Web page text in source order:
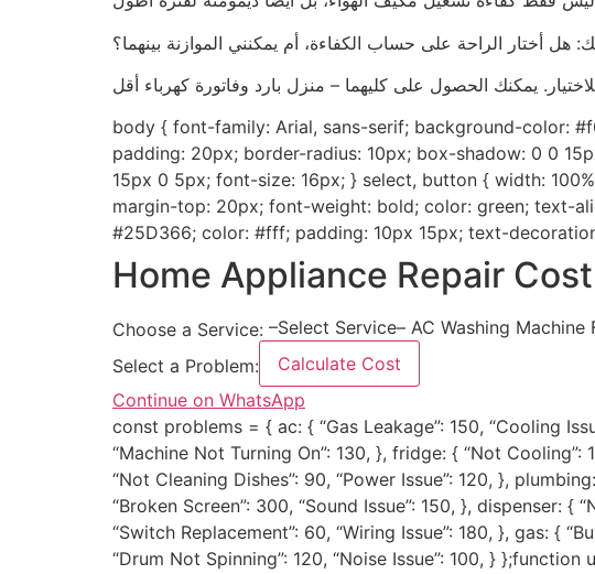
هل أختار الراحة على حساب الكفاءة، أم يمكنني الموازنة بينهما؟
body { font-family: Arial, sans-serif; background-color:
padding: 20px; border-radius: 10px; box-shadow: 0 0
15px 0 5px; font-size: 16px; } select, button { width:
margin-top: 20px; font-weight: bold; color: green; text-
#25D366; color: #fff; padding: 10px 15px; text-
Home Appliance Repair
Choose a Service: –Select Service– AC Washing
Select a Problem:
Calculate Cost
Continue on WhatsApp
const problems = { ac: { “Gas Leakage”: 150, “Cooling
“Machine Not Turning On”: 130, }, fridge: { “Not Cooling”:
“Not Cleaning Dishes”: 90, “Power Issue”: 120, },
“Broken Screen”: 300, “Sound Issue”: 150, }, dispenser: {
“Switch Replacement”: 60, “Wiring Issue”: 180, }, gas: {
“Drum Not Spinning”: 120, “Noise Issue”: 100, }